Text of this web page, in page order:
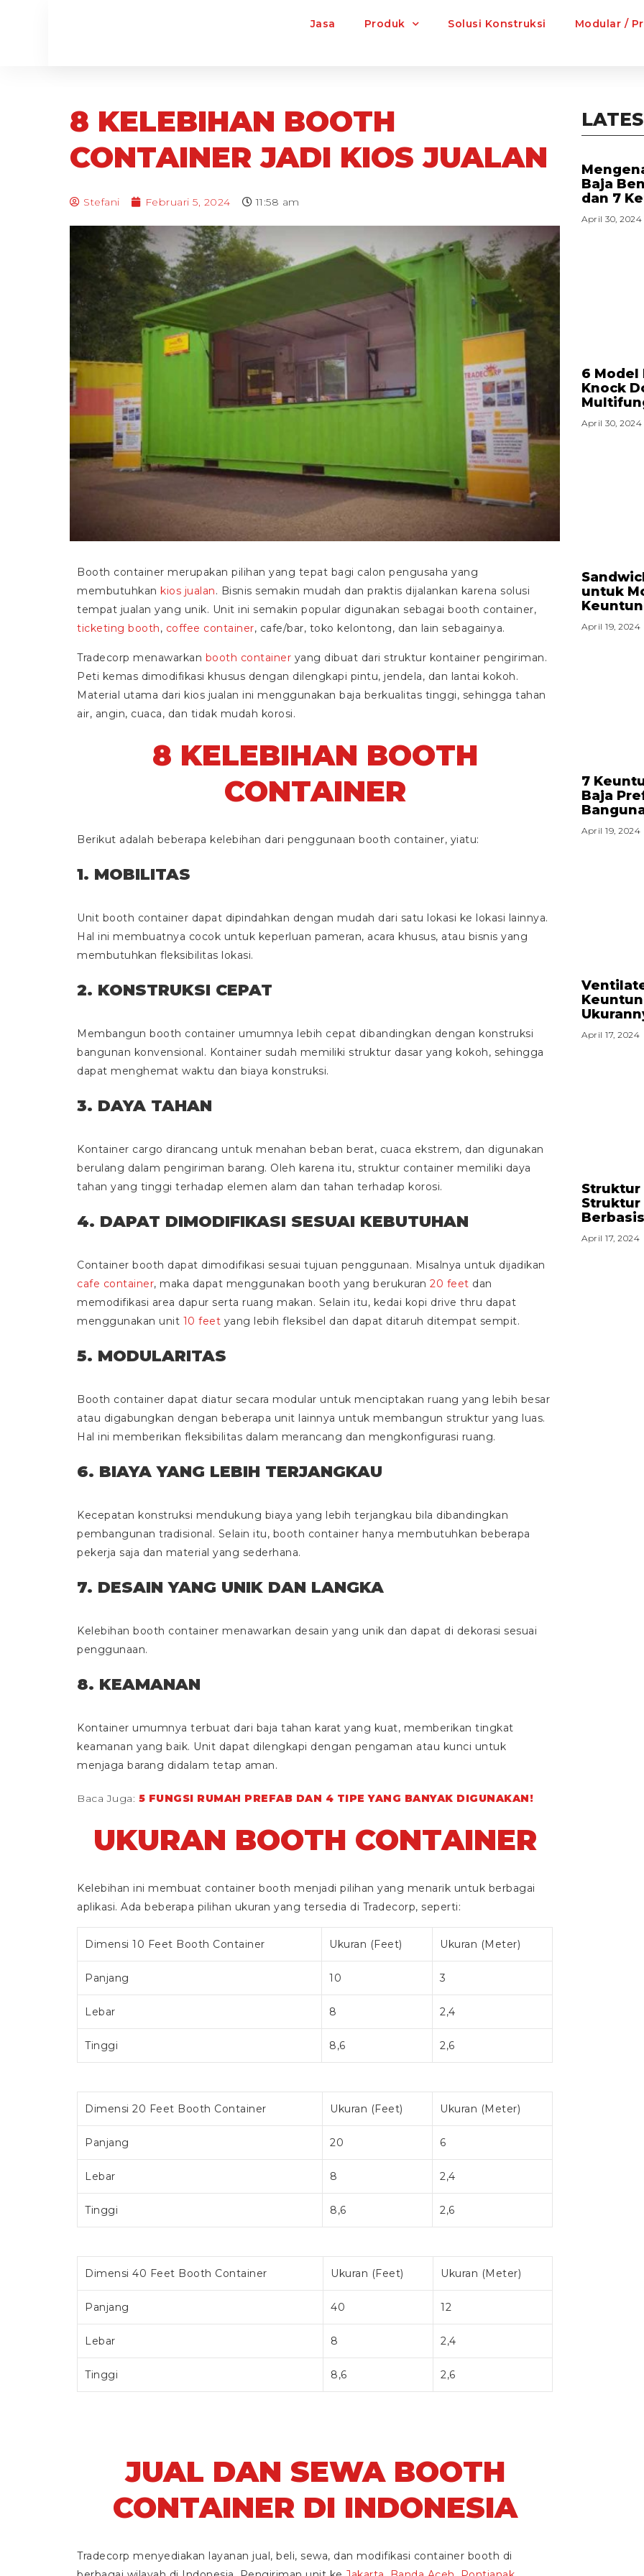
Jasa Produk Solusi Konstruksi Modular /
8 KELEBIHAN BOOTH
CONTAINER JADI KIOS JUALAN
Stefani Februari 5, 2024 11:58 am
Booth container merupakan pilihan yang tepat bagi calon pengusaha yang
membutuhkan kios jualan. Bisnis semakin mudah dan praktis dijalankan karena solusi
tempat jualan yang unik. Unit ini semakin popular digunakan sebagai booth container,
ticketing booth, coffee container, cafe/bar, toko kelontong, dan lain sebagainya.
Tradecorp menawarkan booth container yang dibuat dari struktur kontainer pengiriman.
Peti kemas dimodifikasi khusus dengan dilengkapi pintu, jendela, dan lantai kokoh.
Material utama dari kios jualan ini menggunakan baja berkualitas tinggi, sehingga tahan
air, angin, cuaca, dan tidak mudah korosi.
8 KELEBIHAN BOOTH
CONTAINER
Berikut adalah beberapa kelebihan dari penggunaan booth container, yiatu:
1. MOBILITAS
Unit booth container dapat dipindahkan dengan mudah dari satu lokasi ke lokasi lainnya.
Hal ini membuatnya cocok untuk keperluan pameran, acara khusus, atau bisnis yang
membutuhkan fleksibilitas lokasi.
2. KONSTRUKSI CEPAT
Membangun booth container umumnya lebih cepat dibandingkan dengan konstruksi
bangunan konvensional. Kontainer sudah memiliki struktur dasar yang kokoh, sehingga
dapat menghemat waktu dan biaya konstruksi.
3. DAYA TAHAN
Kontainer cargo dirancang untuk menahan beban berat, cuaca ekstrem, dan digunakan
berulang dalam pengiriman barang. Oleh karena itu, struktur container memiliki daya
tahan yang tinggi terhadap elemen alam dan tahan terhadap korosi.
4. DAPAT DIMODIFIKASI SESUAI KEBUTUHAN
Container booth dapat dimodifikasi sesuai tujuan penggunaan. Misalnya untuk dijadikan
cafe container, maka dapat menggunakan booth yang berukuran 20 feet dan
memodifikasi area dapur serta ruang makan. Selain itu, kedai kopi drive thru dapat
menggunakan unit 10 feet yang lebih fleksibel dan dapat ditaruh ditempat sempit.
5. MODULARITAS
Booth container dapat diatur secara modular untuk menciptakan ruang yang lebih besar
atau digabungkan dengan beberapa unit lainnya untuk membangun struktur yang luas.
Hal ini memberikan fleksibilitas dalam merancang dan mengkonfigurasi ruang.
6. BIAYA YANG LEBIH TERJANGKAU
Kecepatan konstruksi mendukung biaya yang lebih terjangkau bila dibandingkan
pembangunan tradisional. Selain itu, booth container hanya membutuhkan beberapa
pekerja saja dan material yang sederhana.
7. DESAIN YANG UNIK DAN LANGKA
Kelebihan booth container menawarkan desain yang unik dan dapat di dekorasi sesuai
penggunaan.
8. KEAMANAN
Kontainer umumnya terbuat dari baja tahan karat yang kuat, memberikan tingkat
keamanan yang baik. Unit dapat dilengkapi dengan pengaman atau kunci untuk
menjaga barang didalam tetap aman.
Baca Juga: 5 FUNGSI RUMAH PREFAB DAN 4 TIPE YANG BANYAK DIGUNAKAN!
UKURAN BOOTH CONTAINER
Kelebihan ini membuat container booth menjadi pilihan yang menarik untuk berbagai
aplikasi. Ada beberapa pilihan ukuran yang tersedia di Tradecorp, seperti:
Dimensi 10 Feet Booth Container Ukuran (Feet) Ukuran (Meter)
Panjang 10 3
Lebar 8 2,4
Tinggi 8,6 2,6
Dimensi 20 Feet Booth Container Ukuran (Feet) Ukuran (Meter)
Panjang 20 6
Lebar 8 2,4
Tinggi 8,6 2,6
Dimensi 40 Feet Booth Container Ukuran (Feet) Ukuran (Meter)
Panjang 40 12
Lebar 8 2,4
Tinggi 8,6 2,6
JUAL DAN SEWA BOOTH
CONTAINER DI INDONESIA
Tradecorp menyediakan layanan jual, beli, sewa, dan modifikasi container booth di
Baja
dan 7
April 30, 2024
6 Model
Knock
April 30, 2024
untuk
April 19, 2024
7
Baja
April 19, 2024
April 17, 2024
Struktur
Struktur
April 17, 2024